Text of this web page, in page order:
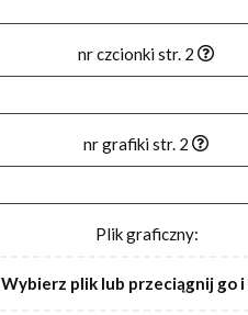
nr czcionki str. 2
nr grafiki str. 2
Plik graficzny:
Wybierz plik lub przeciągnij go i